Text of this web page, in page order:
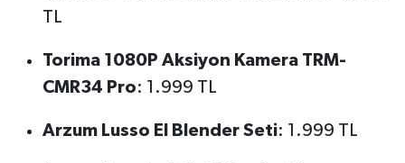
TL
Torima 1080P Aksiyon Kamera TRM-
CMR34 Pro: 1.999 TL
Arzum Lusso El Blender Seti: 1.999 TL